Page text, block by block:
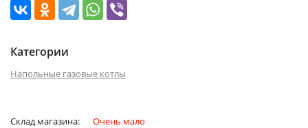
Категории
Напольные газовые котлы
Склад магазина: Очень мало